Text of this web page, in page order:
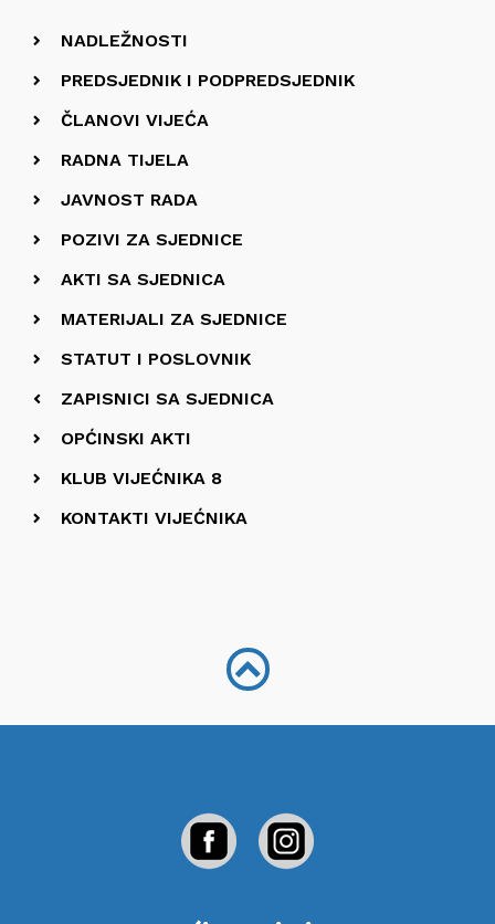
NADLEŽNOSTI
PREDSJEDNIK I PODPREDSJEDNIK
ČLANOVI VIJEĆA
RADNA TIJELA
JAVNOST RADA
POZIVI ZA SJEDNICE
AKTI SA SJEDNICA
MATERIJALI ZA SJEDNICE
STATUT I POSLOVNIK
ZAPISNICI SA SJEDNICA
OPĆINSKI AKTI
KLUB VIJEĆNIKA 8
KONTAKTI VIJEĆNIKA